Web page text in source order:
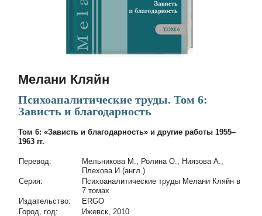
Мелани Кляйн
Психоаналитические труды. Том 6:
Зависть и благодарность
Том 6: «Зависть и благодарность» и другие работы 1955–
1963 гг.
Перевод:
Мельникова М., Ролина О., Ниязова А.,
Плехова И.(англ.)
Cерия:
Психоаналитические труды Мелани Кляйн в
7 томах
Издательство:
ERGO
Город, год:
Ижевск, 2010